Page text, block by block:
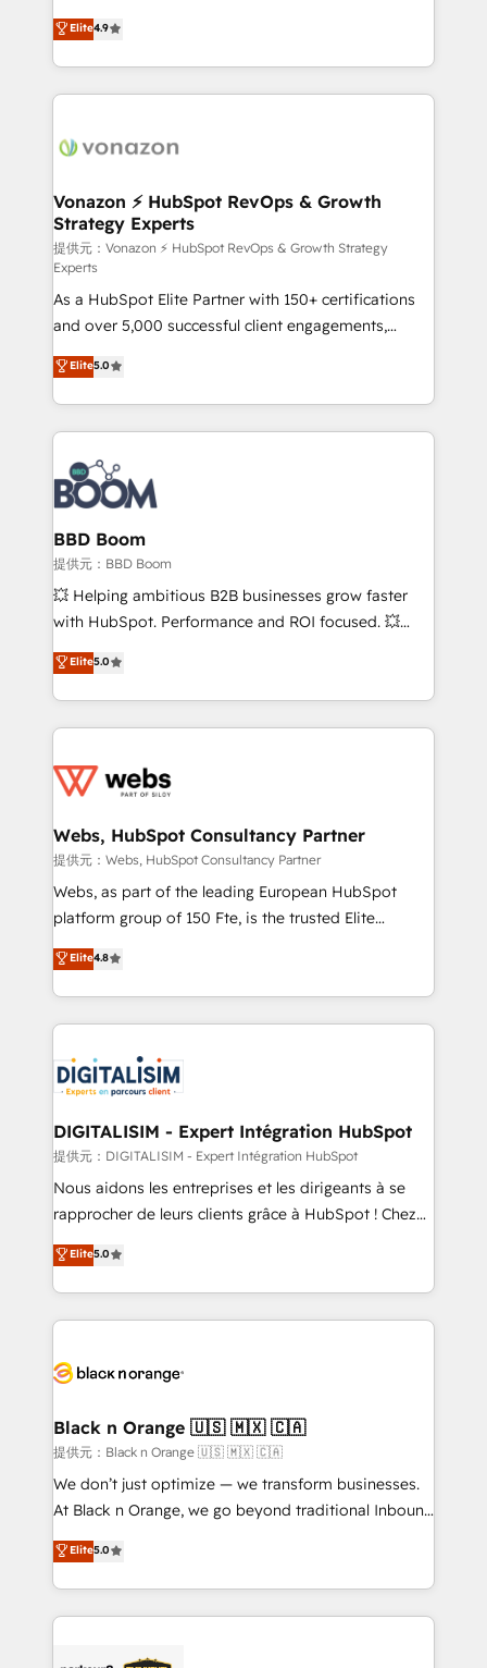
et grandes entreprises en France et à l'international,
dans des secteurs variés : SaaS, immobilier,
B2B à travers l’acquisition de nouveaux clients,
l'intégration CRM et le développement des revenus
auprès de vos comptes existants. En France et à
l'international, nous travaillons avec des ETI
delà d’une simple transformation digitale et des
➤ L’intégration de CRM et de méthodologie RevOps
pour aligner les équipes marketing, commerciales et
support client (data migration, synchronisation API,
audit et maintenance) ➤ La création de sites internet
de conversion qui transforment les visiteurs en
opportunités d'affaires ➤ La mise en place de
stratégies d'acquisition marketing (SEO, SEA,
inbound, automatisation marketing, ABM, IA,
emailing) Informations clés : - 10 ans d'expérience -
100+ intégrations CRM HubSpot réussies - 40
experts conseil - 150 certifications HubSpot
cumulées
Elite4.9
Vonazon ⚡ HubSpot RevOps & Growth
Strategy Experts
提供元：Vonazon ⚡ HubSpot RevOps & Growth Strategy
Experts
As a HubSpot Elite Partner with 150+ certifications
and over 5,000 successful client engagements,
Vonazon turns marketing complexity into
measurable, scalable growth. From onboarding to
enterprise-grade campaigns, our in-house team
builds scalable strategies that drive long-term
revenue. ⚙️ HubSpot Integration & Optimization •
Seamless CRM, CMS, and automation setup •
Complex platform migrations and data cleanups •
Custom APIs and third-party integrations 📈 End-to-
End Revenue Acceleration • Lifecycle marketing and
pipeline growth programs • Sales enablement tools
and CRM optimization • Retention strategies with
Execution • 750+ onboardings and 2,000+
implementations • Deep expertise across marketing,
Elite5.0
BBD Boom
提供元：BBD Boom
💥 Helping ambitious B2B businesses grow faster
with HubSpot. Performance and ROI focused. 💥
BBD Boom is the HubSpot partner that can help you
to HubSpot Better. We work with your teams to
solve all your HubSpot challenges and improve user
adoption, sales process and marketing results.
the first time 🔧 Designing and optimising your
and build using HubSpot 🔌 Integrating HubSpot
with other systems 🎓 Training your teams to be
HubSpot pros 📊 Lead generation services using
HubSpot Why us? - SIX HubSpot Accreditations -
CRM, Solutions Architecture, Onboarding , Data
Migration, Custom Integration & Platform
team of 25+ experts Contact us today to help you
get more from your investment in HubSpot.
Elite5.0
Webs, HubSpot Consultancy Partner
提供元：Webs, HubSpot Consultancy Partner
Webs, as part of the leading European HubSpot
platform group of 150 Fte, is the trusted Elite
HubSpot CRM Partner offering you a roadmap on
maximizing EBITDA and achieving Commercial
Excellence. With our targeted processes, we
strengthen your digital transformation and minimize
Implementation partner, we provide expertise to
drive your business forward. Since 2015 we are fully
dedicated to HubSpot and with an experienced
team (50+), we work with reputable companies in
B2B sectors such as manufacturing, SaaS and
business services. We prepare a customized
impact of your digital transformation, including a
detailed financial rationale with a focus on ROI and
embark on a transformational journey that sets your
business up for long-term success. Unlock your
business. If not now, when?
Elite4.8
DIGITALISIM - Expert Intégration HubSpot
提供元：DIGITALISIM - Expert Intégration HubSpot
Nous aidons les entreprises et les dirigeants à se
rapprocher de leurs clients grâce à HubSpot ! Chez
DIGITALISIM, nous avons l'intime conviction que la
réussite des entreprises passe par l’innovation web,
le marketing digital, et la relation client ! C'est
pourquoi, nos experts sont à la fois capables de
référencement, votre stratégie digitale et le pilotage
projet HubSpot avec DIGITALISIM : 🧽 Nettoyage,
migration et intégration des bases de données. 🚀
Développement des interfaces avec vos logiciels
métiers ⚙️ Configuration de la plateforme HubSpot
Book Process & Guidelines utilisateurs 🎓
Formations des utilisateurs
Elite5.0
Black n Orange 🇺🇸 🇲🇽 🇨🇦
提供元：Black n Orange 🇺🇸 🇲🇽 🇨🇦
We don’t just optimize — we transform businesses.
At Black n Orange, we go beyond traditional Inbound
Marketing with our exclusive methodologies:
BOOMS and BOOST. Together, they form a powerful
combination that has driven success for over 800
businesses worldwide. As Elite HubSpot Partners, we
Elite5.0